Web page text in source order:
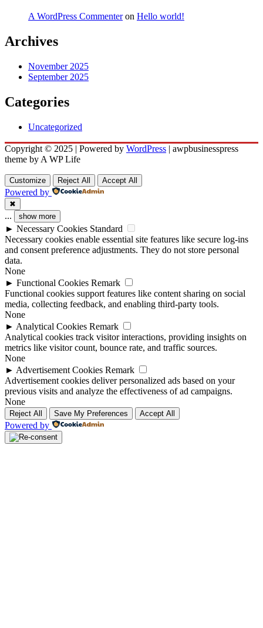
A WordPress Commenteron Hello world!
Archives
November 2025
September 2025
Categories
Uncategorized
Copyright © 2025 | Powered by WordPress | awpbusinesspress
theme by A WP Life
Customize Reject All Accept All
Powered by
✖
... show more
► Necessary Cookies Standard
Necessary cookies enable essential site features like secure log-ins
and consent preference adjustments. They do not store personal
data.
None
► Functional Cookies Remark
Functional cookies support features like content sharing on social
media, collecting feedback, and enabling third-party tools.
None
► Analytical Cookies Remark
Analytical cookies track visitor interactions, providing insights on
metrics like visitor count, bounce rate, and traffic sources.
None
► Advertisement Cookies Remark
Advertisement cookies deliver personalized ads based on your
previous visits and analyze the effectiveness of ad campaigns.
None
Reject All Save My Preferences Accept All
Powered by